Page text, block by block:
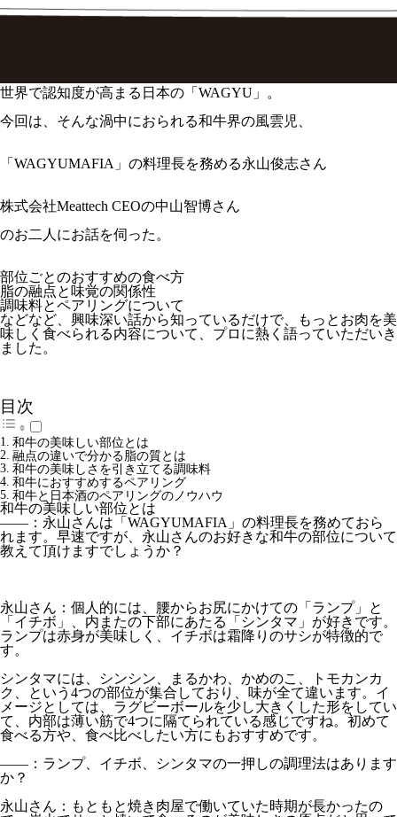
世界で認知度が高まる日本の「WAGYU」。
今回は、そんな渦中におられる和牛界の風雲児、
「WAGYUMAFIA」の料理長を務める永山俊志さん
株式会社Meattech CEOの中山智博さん
のお二人にお話を伺った。
部位ごとのおすすめの食べ方
脂の融点と味覚の関係性
調味料とペアリングについて
などなど、興味深い話から知っているだけで、もっとお肉を美
味しく食べられる内容について、プロに熱く語っていただいき
ました。
目次
和牛の美味しい部位とは
融点の違いで分かる脂の質とは
和牛の美味しさを引き立てる調味料
和牛におすすめするペアリング
和牛と日本酒のペアリングのノウハウ
和牛の美味しい部位とは
――：永山さんは「WAGYUMAFIA」の料理長を務めておら
れます。早速ですが、永山さんのお好きな和牛の部位について
教えて頂けますでしょうか？
永山さん：個人的には、腰からお尻にかけての「ランプ」と
「イチボ」、内またの下部にあたる「シンタマ」が好きです。
ランプは赤身が美味しく、イチボは霜降りのサシが特徴的で
す。
シンタマには、シンシン、まるかわ、かめのこ、トモカンカ
ク、という4つの部位が集合しており、味が全て違います。イ
メージとしては、ラグビーボールを少し大きくした形をしてい
て、内部は薄い筋で4つに隔てられている感じですね。初めて
食べる方や、食べ比べしたい方にもおすすめです。
――：ランプ、イチボ、シンタマの一押しの調理法はあります
か？
永山さん：もともと焼き肉屋で働いていた時期が長かったの